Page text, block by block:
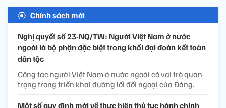
Chính sách mới
Nghị quyết số 23-NQ/TW: Người Việt Nam ở nước
ngoài là bộ phận đặc biệt trong khối đại đoàn kết toàn
dân tộc
Công tác người Việt Nam ở nước ngoài có vai trò quan
trọng trong triển khai đường lối đối ngoại của Đảng.
Một số quy định mới về thực hiện thủ tục hành chính